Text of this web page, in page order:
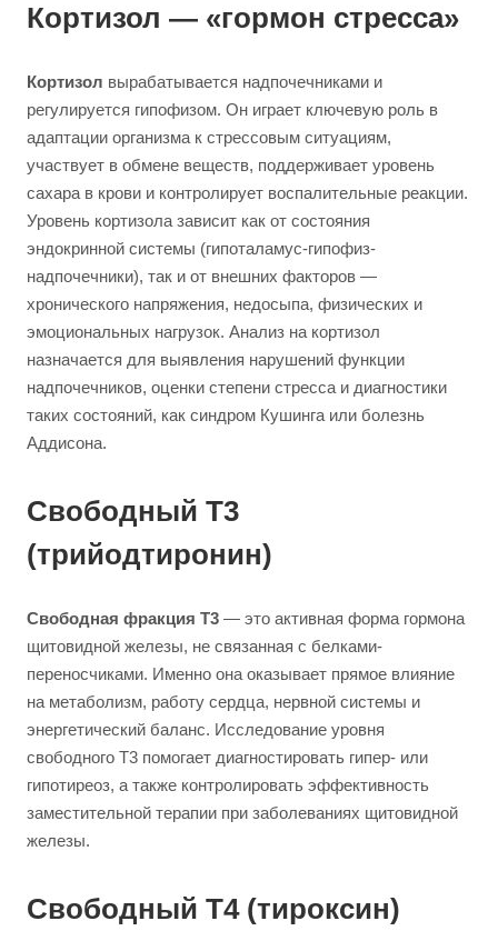
Кортизол — «гормон стресса»
Кортизол вырабатывается надпочечниками и
регулируется гипофизом. Он играет ключевую роль в
адаптации организма к стрессовым ситуациям,
участвует в обмене веществ, поддерживает уровень
сахара в крови и контролирует воспалительные реакции.
Уровень кортизола зависит как от состояния
эндокринной системы (гипоталамус-гипофиз-
надпочечники), так и от внешних факторов —
хронического напряжения, недосыпа, физических и
эмоциональных нагрузок. Анализ на кортизол
назначается для выявления нарушений функции
надпочечников, оценки степени стресса и диагностики
таких состояний, как синдром Кушинга или болезнь
Аддисона.
Свободный Т3
(трийодтиронин)
Свободная фракция Т3 — это активная форма гормона
щитовидной железы, не связанная с белками-
переносчиками. Именно она оказывает прямое влияние
на метаболизм, работу сердца, нервной системы и
энергетический баланс. Исследование уровня
свободного Т3 помогает диагностировать гипер- или
гипотиреоз, а также контролировать эффективность
заместительной терапии при заболеваниях щитовидной
железы.
Свободный Т4 (тироксин)